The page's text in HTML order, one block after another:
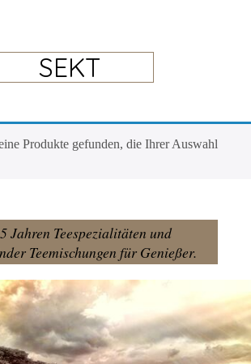
SEKT
Pro­duk­te gefun­den, die Ihrer Aus­wahl
Jahren Teespezialitäten und
Teemischungen für Genießer.